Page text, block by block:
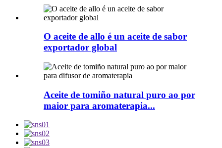
O aceite de allo é un aceite de sabor
exportador global
Aceite de tomiño natural puro ao por
maior para aromaterapia...